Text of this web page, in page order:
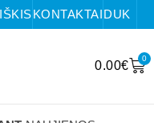
KONTAKTAIDUK
0.00€
0